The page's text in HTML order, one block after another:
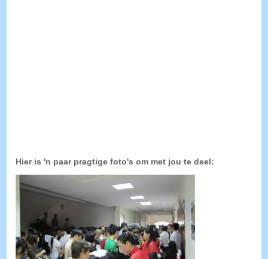
Hier is 'n paar pragtige foto's om met jou te deel: